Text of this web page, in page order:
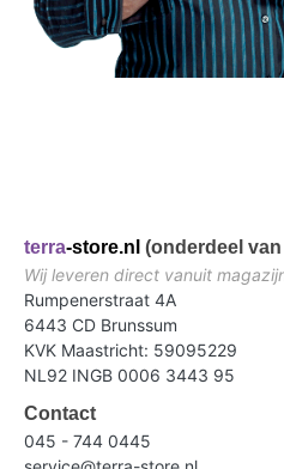
terra-store.nl (onderdeel
Wij leveren direct vanuit
Rumpenerstraat 4A
6443 CD Brunssum
KVK Maastricht: 59095229
NL92 INGB 0006 3443 95
Contact
045 - 744 0445